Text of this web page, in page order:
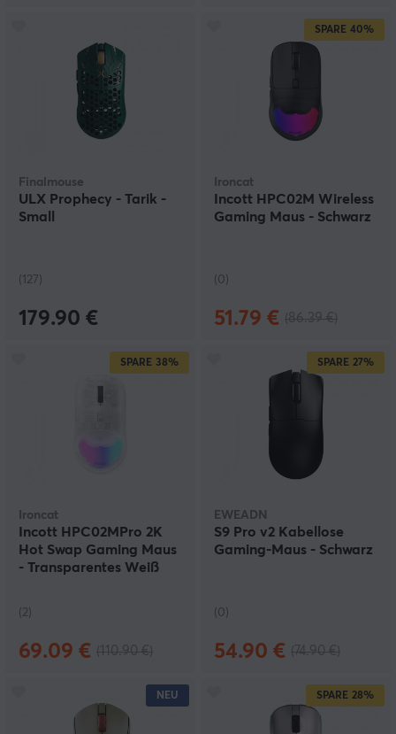
Finalmouse
ULX Prophecy - Tarik -
Small
(127)
179.90 €
SPARE 40%
Ironcat
Incott HPC02M Wireless
Gaming Maus - Schwarz
(0)
51.79 €
SPARE 38%
Ironcat
Incott HPC02MPro 2K
Hot Swap Gaming Maus
- Transparentes Weiß
(2)
69.09 €
SPARE 27%
EWEADN
S9 Pro v2 Kabellose
Gaming-Maus - Schwarz
(0)
54.90 €
NEU SPARE 28%